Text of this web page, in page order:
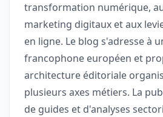
transformation numérique,
marketing digitaux et aux
en ligne. Le blog s'adresse à
francophone européen et
architecture éditoriale
plusieurs axes métiers. La
de guides et d'analyses